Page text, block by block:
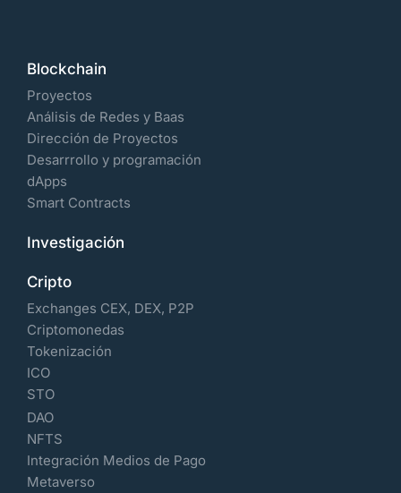
Blockchain
Proyectos
Análisis de Redes y Baas
Dirección de Proyectos
Desarrrollo y programación
dApps
Smart Contracts
Investigación
Cripto
Exchanges CEX, DEX, P2P
Criptomonedas
Tokenización
ICO
STO
DAO
NFTS
Integración Medios de Pago
Metaverso